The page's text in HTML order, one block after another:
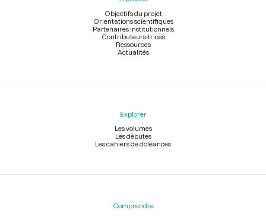
Objectifs du projet
Orientations scientifiques
Partenaires institutionnels
Contributeurs-trices
Ressources
Actualités
Explorer
Les volumes
Les députés
Les cahiers de doléances
Comprendre